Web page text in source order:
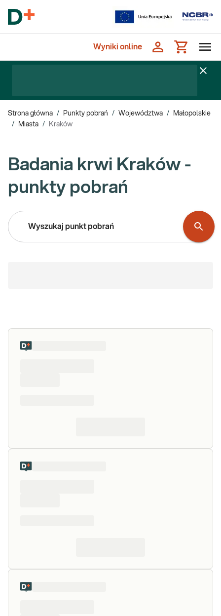
Wyniki online
Strona główna / Punkty pobrań / Województwa /
Małopolskie
/
Miasta / Kraków
Badania krwi Kraków -
punkty pobrań